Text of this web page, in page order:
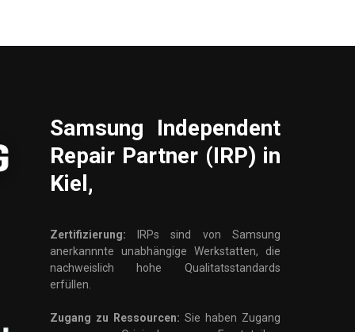
Samsung Independent
Repair Partner (IRP) in
Kiel,
Zertifizierung: IRPs sind von Samsung
anerkannnte unabhängige Werkstatten, die
nachweislich hohe Qualitatsstandards
erfüllen.
Zugang zu Ressourcen: Sie haben Zugang